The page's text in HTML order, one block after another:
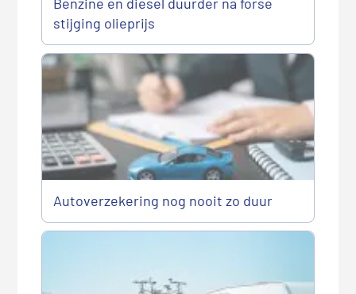
stijging olieprijs
Autoverzekering nog nooit zo duur